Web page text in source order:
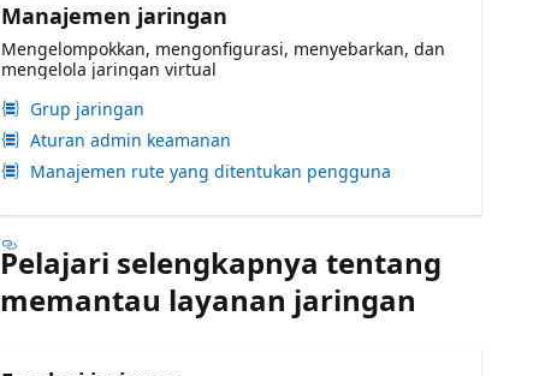
Manajemen jaringan
Mengelompokkan, mengonfigurasi, menyebarkan, dan
mengelola jaringan virtual
Grup jaringan
Aturan admin keamanan
Manajemen rute yang ditentukan pengguna
Pelajari selengkapnya tentang
memantau layanan jaringan